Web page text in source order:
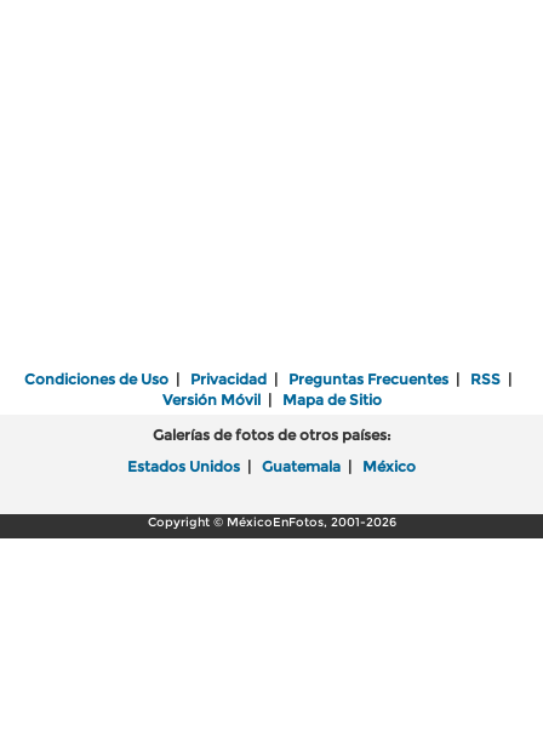
Condiciones de Uso | Privacidad | Preguntas Frecuentes | RSS |
Versión Móvil| Mapa de Sitio
Galerías de fotos de otros países:
Estados Unidos | Guatemala | México
Copyright © MéxicoEnFotos, 2001-2026